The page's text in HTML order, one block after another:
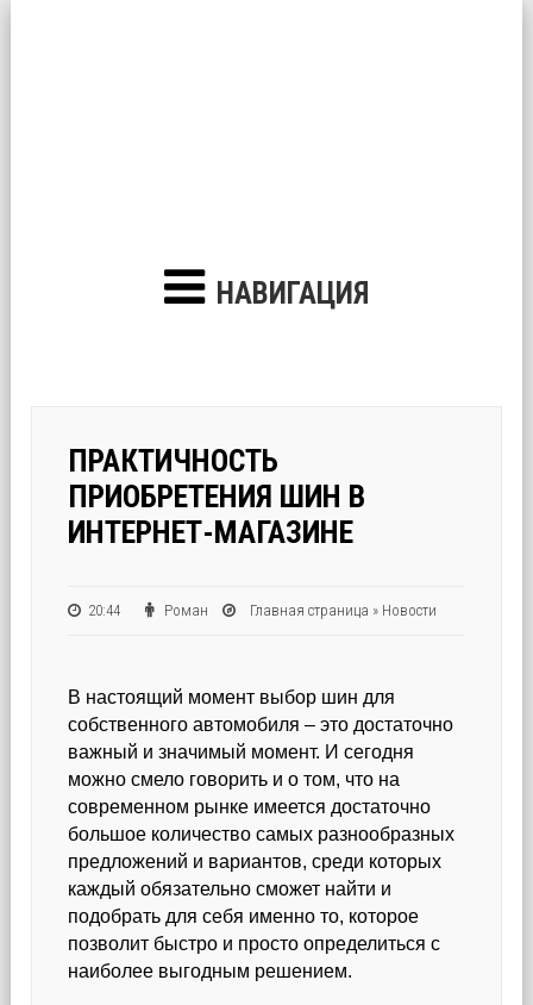
НАВИГАЦИЯ
ПРАКТИЧНОСТЬ
ПРИОБРЕТЕНИЯ ШИН В
ИНТЕРНЕТ-МАГАЗИНЕ
20:44 Роман Главная страница » Новости
В настоящий момент выбор шин для
собственного автомобиля – это достаточно
важный и значимый момент. И сегодня
можно смело говорить и о том, что на
современном рынке имеется достаточно
большое количество самых разнообразных
предложений и вариантов, среди которых
каждый обязательно сможет найти и
подобрать для себя именно то, которое
позволит быстро и просто определиться с
наиболее выгодным решением.